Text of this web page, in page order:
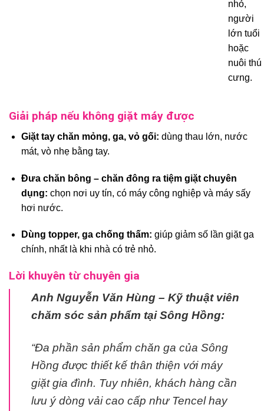
nhỏ,
người
lớn tuổi
hoặc
nuôi thú
cưng.
Giải pháp nếu không giặt máy được
Giặt tay chăn mỏng, ga, vỏ gối: dùng thau lớn, nước
mát, vò nhẹ bằng tay.
Đưa chăn bông – chăn đông ra tiệm giặt chuyên
dụng: chọn nơi uy tín, có máy công nghiệp và máy sấy
hơi nước.
Dùng topper, ga chống thấm: giúp giảm số lần giặt ga
chính, nhất là khi nhà có trẻ nhỏ.
Lời khuyên từ chuyên gia
Anh Nguyễn Văn Hùng – Kỹ thuật viên
chăm sóc sản phẩm tại Sông Hồng:
“Đa phần sản phẩm chăn ga của Sông
Hồng được thiết kế thân thiện với máy
giặt gia đình. Tuy nhiên, khách hàng cần
lưu ý dòng vải cao cấp như Tencel hay